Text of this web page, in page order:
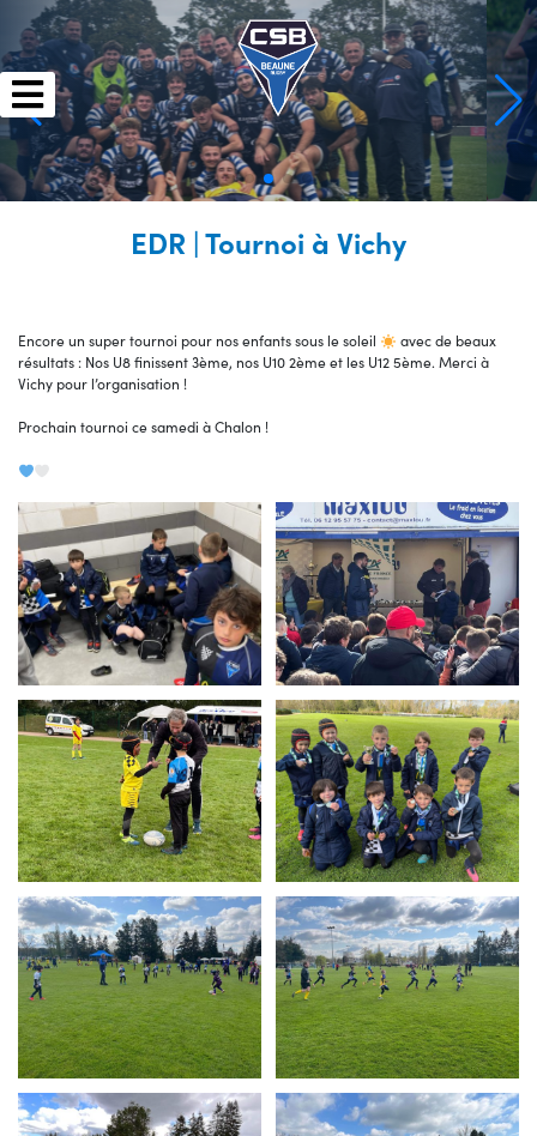
content
EDR | Tournoi à Vichy
Encore un super tournoi pour nos enfants sous le soleil
avec de beaux
résultats : Nos U8 finissent 3ème, nos U10 2ème et les U12 5ème. Merci à
Vichy pour l’organisation !
Prochain tournoi ce samedi à Chalon !